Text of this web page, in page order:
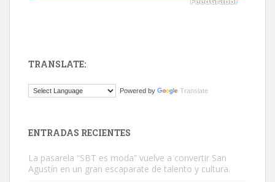
El ayuntamiento se va a llevar a Los Gatos callejeros de la zona los
TRANSLATE:
Powered by Translate
ENTRADAS RECIENTES
La pasarela “SBT es moda” vuelve a convertir San
Agustín en un gran escaparate de talento y cultura.